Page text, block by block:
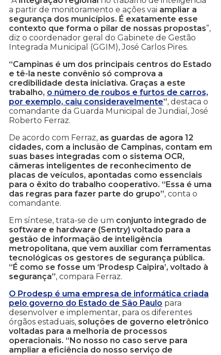
a partir de monitoramento e ações vai ampliar a
segurança dos municípios. É exatamente esse
contexto que forma o pilar de nossas propostas”,
diz o coordenador geral do Gabinete de Gestão
Integrada Municipal (GGIM), José Carlos Pires.
“Campinas é um dos principais centros do Estado
e tê-la neste convênio só comprova a
credibilidade desta iniciativa. Graças a este
trabalho, o número de roubos e furtos de carros,
por exemplo, caiu consideravelmente”, destaca o
comandante da Guarda Municipal de Jundiaí, José
Roberto Ferraz.
De acordo com Ferraz, as guardas de agora 12
cidades, com a inclusão de Campinas, contam em
suas bases integradas com o sistema OCR,
câmeras inteligentes de reconhecimento de
placas de veículos, apontadas como essenciais
para o êxito do trabalho cooperativo. “Essa é uma
das regras para fazer parte do grupo”, conta o
comandante.
Em síntese, trata-se de um conjunto integrado de
software e hardware (Sentry) voltado para a
gestão de informação de inteligência
metropolitana, que vem auxiliar com ferramentas
tecnológicas os gestores de segurança pública.
“É como se fosse um ‘Prodesp Caipira’, voltado à
segurança”, compara Ferraz.
O Prodesp é uma empresa de informática criada
pelo governo do Estado de São Paulo para
desenvolver e implementar, para os diferentes
órgãos estaduais, soluções de governo eletrônico
voltadas para a melhoria de processos
operacionais. “No nosso no caso serve para
ampliar a eficiência do nosso serviço de